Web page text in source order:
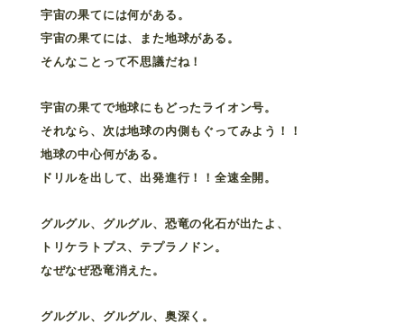
宇宙の果てには何がある。
宇宙の果てには、また地球がある。
そんなことって不思議だね！
宇宙の果てで地球にもどったライオン号。
それなら、次は地球の内側もぐってみよう！！
地球の中心何がある。
ドリルを出して、出発進行！！全速全開。
グルグル、グルグル、恐竜の化石が出たよ、
トリケラトプス、テプラノドン。
なぜなぜ恐竜消えた。
グルグル、グルグル、奥深く。